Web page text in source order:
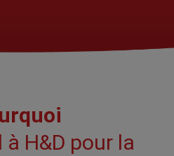
H&D pour la